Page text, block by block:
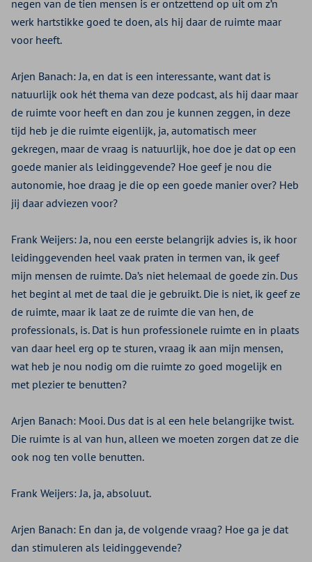
negen van de tien mensen is er ontzettend op uit om z’n
werk hartstikke goed te doen, als hij daar de ruimte maar
voor heeft.
Arjen Banach: Ja, en dat is een interessante, want dat is
natuurlijk ook hét thema van deze podcast, als hij daar maar
de ruimte voor heeft en dan zou je kunnen zeggen, in deze
tijd heb je die ruimte eigenlijk, ja, automatisch meer
gekregen, maar de vraag is natuurlijk, hoe doe je dat op een
goede manier als leidinggevende? Hoe geef je nou die
autonomie, hoe draag je die op een goede manier over? Heb
jij daar adviezen voor?
Frank Weijers: Ja, nou een eerste belangrijk advies is, ik hoor
leidinggevenden heel vaak praten in termen van, ik geef
mijn mensen de ruimte. Da’s niet helemaal de goede zin. Dus
het begint al met de taal die je gebruikt. Die is niet, ik geef ze
de ruimte, maar ik laat ze de ruimte die van hen, de
professionals, is. Dat is hun professionele ruimte en in plaats
van daar heel erg op te sturen, vraag ik aan mijn mensen,
wat heb je nou nodig om die ruimte zo goed mogelijk en
met plezier te benutten?
Arjen Banach: Mooi. Dus dat is al een hele belangrijke twist.
Die ruimte is al van hun, alleen we moeten zorgen dat ze die
ook nog ten volle benutten.
Frank Weijers: Ja, ja, absoluut.
Arjen Banach: En dan ja, de volgende vraag? Hoe ga je dat
dan stimuleren als leidinggevende?